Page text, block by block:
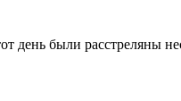
были расстреляны